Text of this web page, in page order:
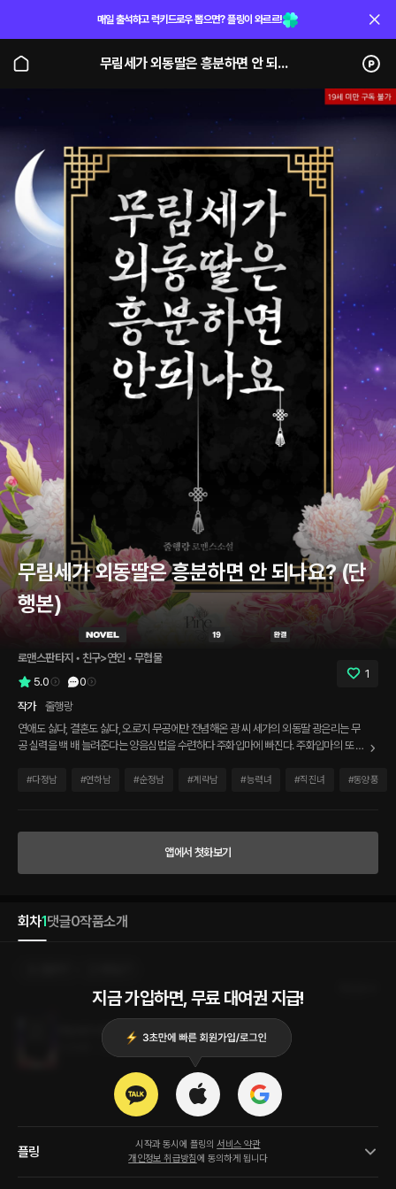
매일 출석하고 럭키드로우 뽑으면? 플링이 와르르!
무림세가 외동딸은 흥분하면 안 되나요? (단행본)
무림세가 외동딸은 흥분하면 안 되나요? (단
행본)
로맨스판타지 • 친구>연인 • 무협물
5.0
0
1
작가
줄행랑
연애도 싫다, 결혼도 싫다, 오로지 무공에만 전념해온 광 씨 세가의 외동딸 광은리는 무
공 실력을 백 배 늘려준다는 양음심법을 수련하다 주화입마에 빠진다. 주화입마의 또 다
상은 어릴 적부터 함께 수련해온 삼사제 승욱뿐. 무림 세가 외동딸 광은리는 절대절명의
여 점점 해결할 수 있다. “……육욕을 위로하란 뜻이지요.” “육욕을 위로하다니?” “가장
욕망이 들끓는 곳을 스스로 위로하란 말입니다.” “그게 무슨 소리야?” 이번에는 승욱이
#다정남 #연하남 #순정남 #계략남 #능력녀 #직진녀 #동양풍
앱에서 첫화보기
회차1댓글0작품소개
지금 가입하면, 무료 대여권 지급!
시작과 동시에 플링의 서비스 약관
개인정보 취급방침에 동의하게 됩니다
무림세가 외동딸은 흥분하면 안 되나요?
2024.01.17
플링